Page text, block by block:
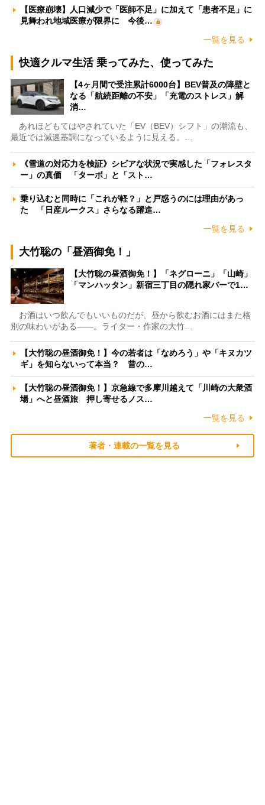
【医療崩壊】人口減少で「医師不足」に加えて「患者不足」に
見舞われ地域医療が限界に 今後…
一覧を見る
快適クルマ生活 乗ってみた、使ってみた
【4ヶ月間で受注累計6000台】BEV普及の障壁と
なる「航続距離の不安」「充電のストレス」解
消…
あれほどもてはやされていた「EV（BEV）シフト」の潮流も、
最近では減速基調になっているように見える。…
《雪道の対応力を検証》シビアな状況で実感した「フォレスタ
ー」の真価 「ターボ」と「スト…
乗り込むと同時に「これが軽？」と戸惑うのには理由があっ
た 「日産ルークス」さらなる躍進…
一覧を見る
大竹聡の「昼酒御免！」
【大竹聡の昼酒御免！】「ネグローニ」「山崎」
「マンハッタン」新宿三丁目の隠れ家バーで1…
お酒はいつ飲んでもいいものだが、昼から飲むお酒にはまた格
別の味わいがある――。ライター・作家の大竹…
【大竹聡の昼酒御免！】今の若者は「なめろう」や「キヌカツ
ギ」を知らないって本当？ 昔の…
【大竹聡の昼酒御免！】京急線で多摩川越えて「川崎の大衆酒
場」へと昼酒旅 押し寄せるノス…
一覧を見る
著者・連載の一覧を見る